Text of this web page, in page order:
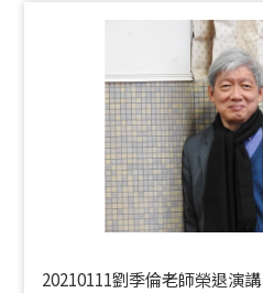
20210111劉季倫老師榮退演講